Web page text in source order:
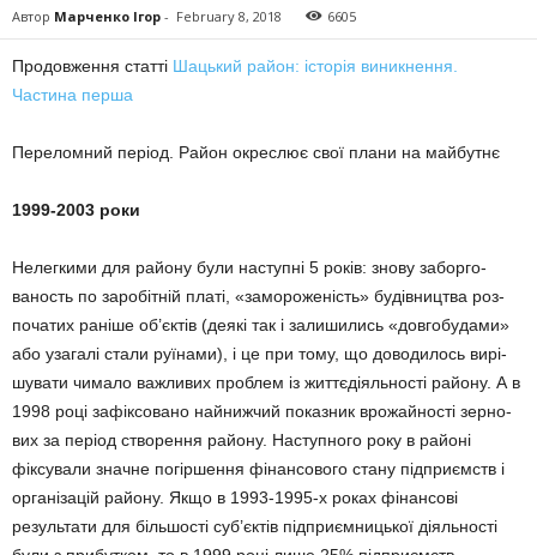
Автор Марченко Ігор - February 8, 2018 6605
Продовження статті Шацький район: історія виникнення.
Частина перша
Переломний період. Район окреслює свої плани на майбутнє
1999-2003 роки
Нелегкими для району були нас­тупні 5 років: зно­ву за­бор­го­
ваность по заро­бітній платі, «за­моро­же­ність» будівництва роз­
початих раніше об’єктів (деякі так і залишились «дов­гобудами»
або узагалі стали руїнами), і це при тому, що доводилось вирі­
шу­ва­ти чи­мало важливих проблем із життєдіяльності району. А в
1998 році за­фіксовано найнижчий по­казник врожайності зерно­
вих за період створення району. Наступ­ного року в районі
фіксували значне погіршення фінансового стану підприємств і
органі­зацій ра­йону. Якщо в 1993-1995-х роках фінансові
результати для біль­шості суб’єктів під­приємницької діяльності